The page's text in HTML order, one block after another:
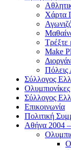
Χάρτα
Τρέξτε
Make
Πόλεις
Σύλλογος
Ολυμπιονίκες
Σύλλογος
Επικοινωνία
Πολιτική
Αθήνα 2004